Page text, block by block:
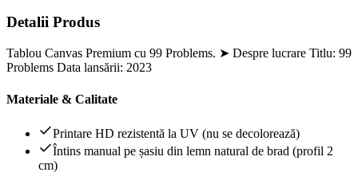
Detalii Produs
Tablou Canvas Premium cu 99 Problems. ➤ Despre lucrare Titlu: 99
Problems Data lansării: 2023
Materiale & Calitate
Printare HD rezistentă la UV (nu se decolorează)
Întins manual pe șasiu din lemn natural de brad (profil 2
cm)